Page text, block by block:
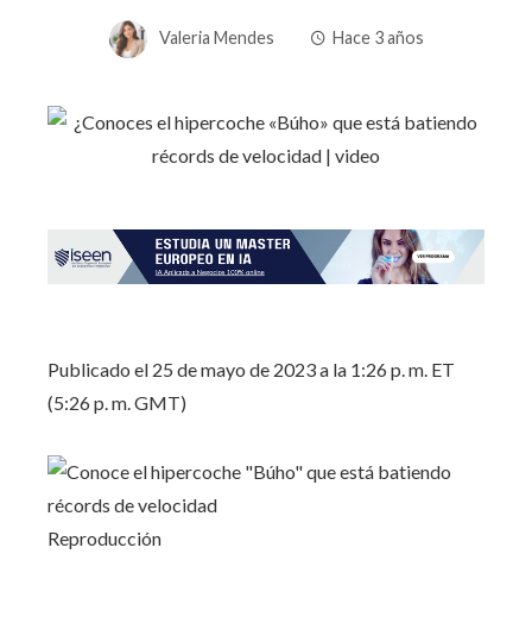
Valeria Mendes Hace 3 años
Publicado el 25 de mayo de 2023 a la 1:26 p. m. ET
(5:26 p. m. GMT)
Reproducción